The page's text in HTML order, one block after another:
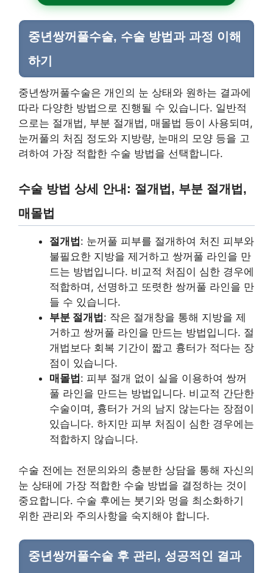
중년쌍꺼풀수술, 수술 방법과 과정 이해
하기
중년쌍꺼풀수술은 개인의 눈 상태와 원하는 결과에
따라 다양한 방법으로 진행될 수 있습니다. 일반적
으로는 절개법, 부분 절개법, 매몰법 등이 사용되며,
눈꺼풀의 처짐 정도와 지방량, 눈매의 모양 등을 고
려하여 가장 적합한 수술 방법을 선택합니다.
수술 방법 상세 안내: 절개법, 부분 절개법,
매몰법
절개법 : 눈꺼풀 피부를 절개하여 처진 피부와
불필요한 지방을 제거하고 쌍꺼풀 라인을 만
드는 방법입니다. 비교적 처짐이 심한 경우에
적합하며, 선명하고 또렷한 쌍꺼풀 라인을 만
들 수 있습니다.
부분 절개법 : 작은 절개창을 통해 지방을 제
거하고 쌍꺼풀 라인을 만드는 방법입니다. 절
개법보다 회복 기간이 짧고 흉터가 적다는 장
점이 있습니다.
매몰법 : 피부 절개 없이 실을 이용하여 쌍꺼
풀 라인을 만드는 방법입니다. 비교적 간단한
수술이며, 흉터가 거의 남지 않는다는 장점이
있습니다. 하지만 피부 처짐이 심한 경우에는
적합하지 않습니다.
수술 전에는 전문의와의 충분한 상담을 통해 자신의
눈 상태에 가장 적합한 수술 방법을 결정하는 것이
중요합니다. 수술 후에는 붓기와 멍을 최소화하기
위한 관리와 주의사항을 숙지해야 합니다.
중년쌍꺼풀수술 후 관리, 성공적인 결과